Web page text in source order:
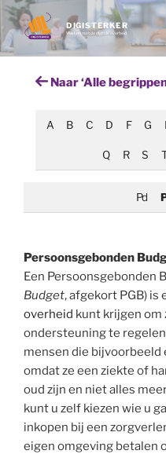
Ga
naar
de
DIGISTERKER
Werken met de digitale overheid
Naar ‘Alle
A B C D F G
Q R S
Pd
Persoonsgebonden
Een Persoonsgebonden
Budget, afgekort PGB) is
overheid kunt krijgen om
ondersteuning te
mensen die bijvoorbeeld
omdat ze een ziekte of
oud zijn en niet alles
kunt u zelf kiezen wie u
inkopen bij een
eigen omgeving betalen